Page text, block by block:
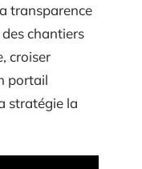
transparence
chantiers
croiser
portail
stratégie la